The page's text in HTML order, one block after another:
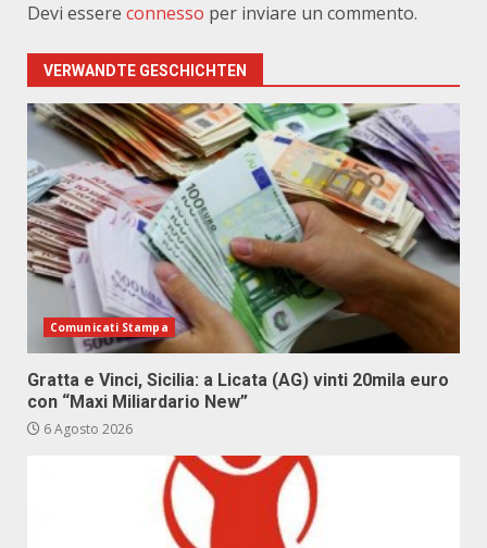
Devi essere connesso per inviare un commento.
VERWANDTE GESCHICHTEN
Comunicati Stampa
Gratta e Vinci, Sicilia: a Licata (AG) vinti 20mila euro
con “Maxi Miliardario New”
6 Agosto 2026